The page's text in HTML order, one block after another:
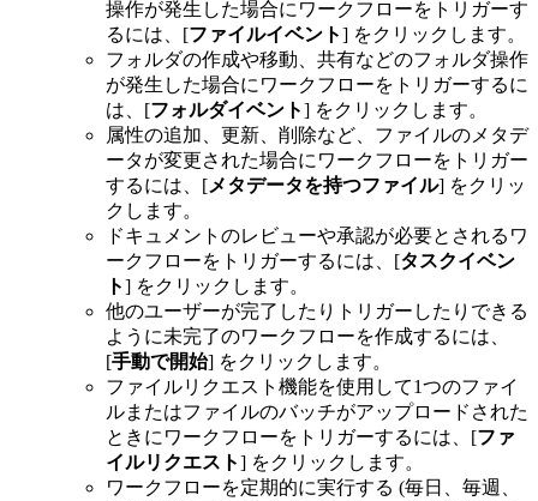
操作が発生した場合にワークフローをトリガーす
るには、[ファイルイベント] をクリックします。
フォルダの作成や移動、共有などのフォルダ操作
が発生した場合にワークフローをトリガーするに
は、[フォルダイベント] をクリックします。
属性の追加、更新、削除など、ファイルのメタデ
ータが変更された場合にワークフローをトリガー
するには、[メタデータを持つファイル] をクリッ
クします。
ドキュメントのレビューや承認が必要とされるワ
ークフローをトリガーするには、[タスクイベン
ト] をクリックします。
他のユーザーが完了したりトリガーしたりできる
ように未完了のワークフローを作成するには、
[手動で開始] をクリックします。
ファイルリクエスト機能を使用して1つのファイ
ルまたはファイルのバッチがアップロードされた
ときにワークフローをトリガーするには、[ファ
イルリクエスト] をクリックします。
ワークフローを定期的に実行する (毎日、毎週、